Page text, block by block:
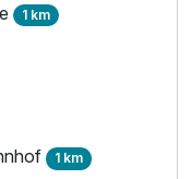
1 km
1 km